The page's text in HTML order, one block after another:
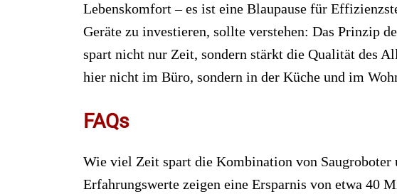
Lebenskomfort – es ist eine Blaupause für
Geräte zu investieren, sollte verstehen: Das Prinzip
spart nicht nur Zeit, sondern stärkt die Qualität des
hier nicht im Büro, sondern in der Küche und im
FAQs
Wie viel Zeit spart die Kombination von
Erfahrungswerte zeigen eine Ersparnis von etwa 40